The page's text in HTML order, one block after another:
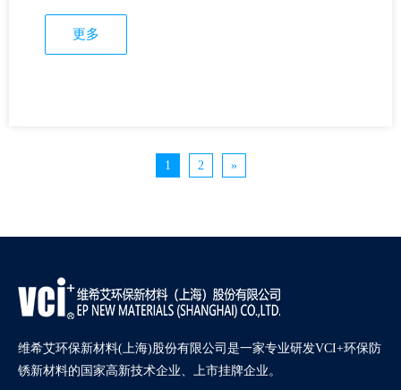
更多
1 2 »
维希艾环保新材料(上海)股份有限公司是一家专业研发VCI+环保防
锈新材料的国家高新技术企业、上市挂牌企业。